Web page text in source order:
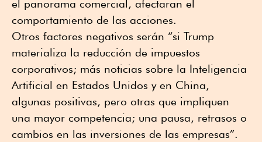
el panorama comercial, afectaran el
comportamiento de las acciones.
Otros factores negativos serán “si Trump
materializa la reducción de impuestos
corporativos; más noticias sobre la Inteligencia
Artificial en Estados Unidos y en China,
algunas positivas, pero otras que impliquen
una mayor competencia; una pausa, retrasos o
cambios en las inversiones de las empresas”.